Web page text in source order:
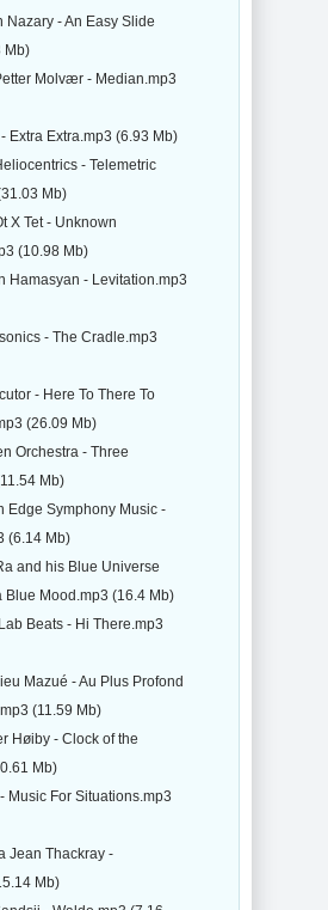
Nazary - An Easy Slide
Mb)
Molvær - Median.mp3
Extra Extra.mp3 (6.93 Mb)
- Telemetric
Mb)
X Tet - Unknown
(10.98 Mb)
Hamasyan - Levitation.mp3
- The Cradle.mp3
- Here To There To
(26.09 Mb)
Orchestra - Three
Mb)
Edge Symphony Music -
(6.14 Mb)
and his Blue Universe
Blue Mood.mp3 (16.4 Mb)
Beats - Hi There.mp3
Mazué - Au Plus Profond
(11.59 Mb)
Høiby - Clock of the
Mb)
Music For Situations.mp3
Jean Thackray -
Mb)